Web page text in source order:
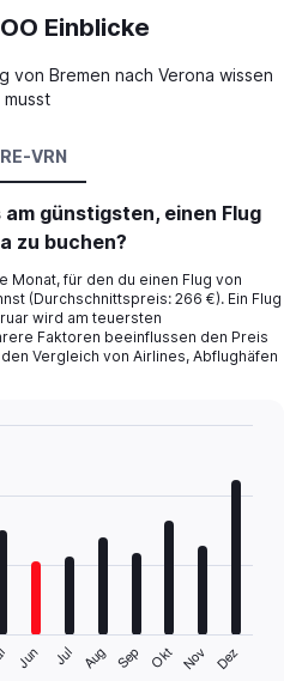
Einblicke
von Bremen nach Verona wissen
musst
VRN
günstigsten, einen Flug
zu buchen?
für den du einen Flug von
(Durchschnittspreis: 266 €). Ein Flug
wird am teuersten
Faktoren beeinflussen den Preis
Vergleich von Airlines, Abflughäfen
Jun Jul Aug Sep Okt Nov Dez